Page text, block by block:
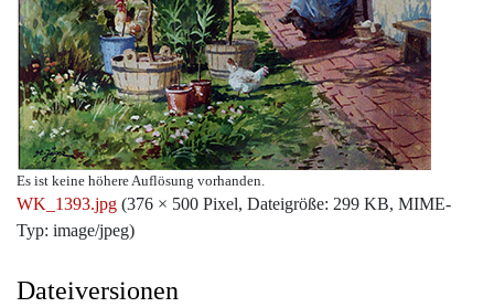
Es ist keine höhere Auflösung vorhanden.
WK_1393.jpg (376 × 500 Pixel, Dateigröße: 299 KB, MIME-
Typ: image/jpeg)
Dateiversionen